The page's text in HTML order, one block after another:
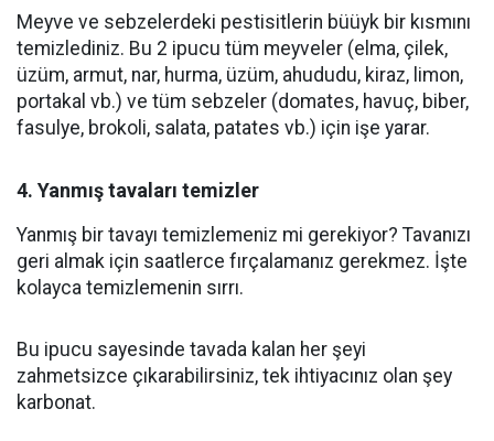
Meyve ve sebzelerdeki pestisitlerin büüyk bir kısmını
temizlediniz. Bu 2 ipucu tüm meyveler (elma, çilek,
üzüm, armut, nar, hurma, üzüm, ahududu, kiraz, limon,
portakal vb.) ve tüm sebzeler (domates, havuç, biber,
fasulye, brokoli, salata, patates vb.) için işe yarar.
4. Yanmış tavaları temizler
Yanmış bir tavayı temizlemeniz mi gerekiyor? Tavanızı
geri almak için saatlerce fırçalamanız gerekmez. İşte
kolayca temizlemenin sırrı.
Bu ipucu sayesinde tavada kalan her şeyi
zahmetsizce çıkarabilirsiniz, tek ihtiyacınız olan şey
karbonat.